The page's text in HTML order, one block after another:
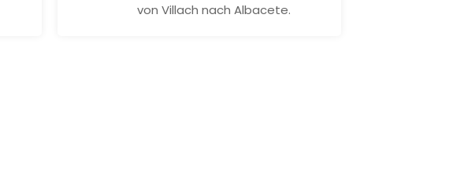
von Villach nach Albacete.